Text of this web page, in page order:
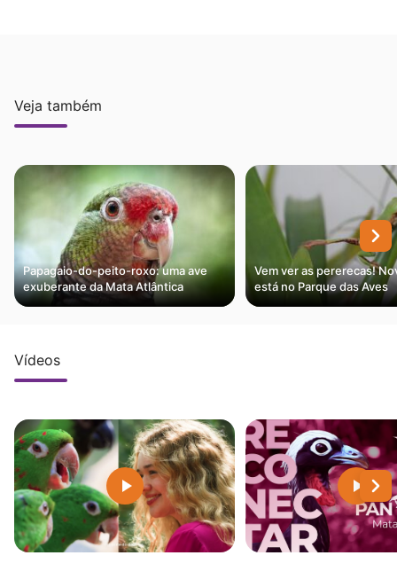
Veja também
Papagaio-do-peito-roxo: uma ave
exuberante da Mata Atlântica
Vem ver as pererecas!
está no Parque das Aves
Vídeos